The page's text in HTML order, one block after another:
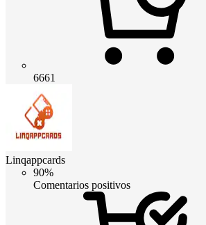
6661
Linqappcards
90%
Comentarios positivos